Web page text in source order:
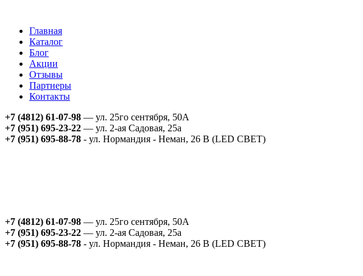
Главная
Каталог
Блог
Акции
Отзывы
Партнеры
Контакты
+7 (4812) 61-07-98 — ул. 25го сентября, 50А
+7 (951) 695-23-22 — ул. 2-ая Садовая, 25а
+7 (951) 695-88-78 - ул. Нормандия - Неман, 26 В (LED СВЕТ)
+7 (4812) 61-07-98 — ул. 25го сентября, 50А
+7 (951) 695-23-22 — ул. 2-ая Садовая, 25а
+7 (951) 695-88-78 - ул. Нормандия - Неман, 26 В (LED СВЕТ)